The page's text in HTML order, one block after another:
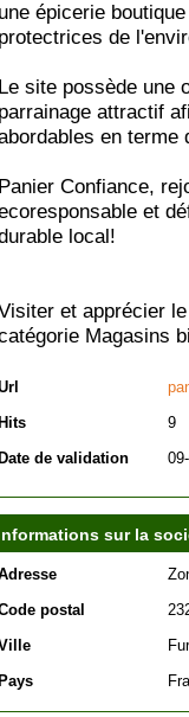
épicerie
de
site possède une
attractif
en terme
Confiance,
et
local!
et apprécier
Magasins
9
de validation
sur la
postal